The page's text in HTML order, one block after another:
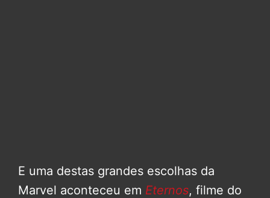
E uma destas grandes escolhas da
Marvel aconteceu em Eternos, filme do